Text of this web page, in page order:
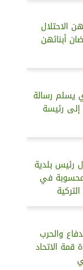
الاحتلال
أبنائهن
يسلم رسالة
رئيسة
رئيس بلدية
في
والحرب
قمة الاتحاد